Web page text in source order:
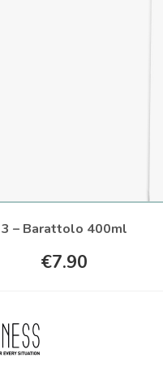
3 – Barattolo 400ml
€7.90